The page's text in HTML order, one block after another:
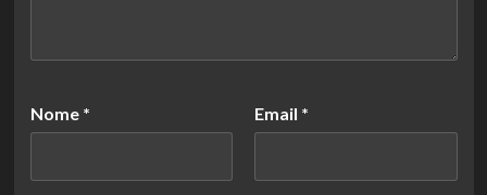
Nome * Email *